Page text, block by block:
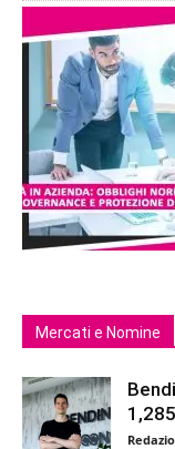
Mercati e Nomine